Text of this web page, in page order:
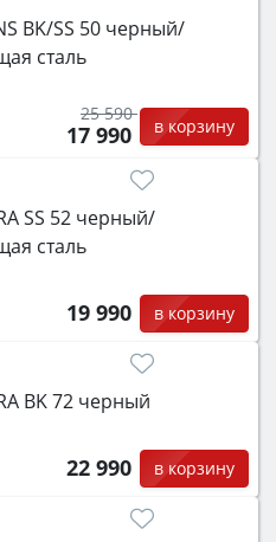
BK/SS 50 черный/
сталь
25 590
17 990 в корзину
SS 52 черный/
сталь
19 990 в корзину
BK 72 черный
22 990 в корзину